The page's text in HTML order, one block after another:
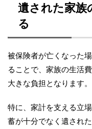
遺された家族
る
被保険者が亡くなった
ることで、家族の生活
大きな負担となります。
特に、家計を支える立
蓄が十分でなく遺され